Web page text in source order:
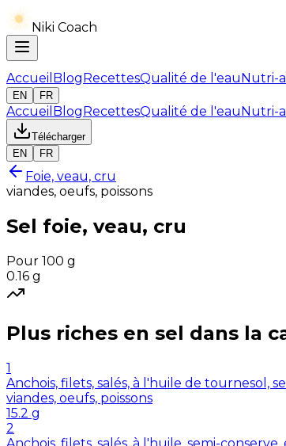
Niki Coach
Accueil BlogRecettesQualité de l'eauNutri-
EN
FR
Accueil BlogRecettesQualité de l'eauNutri-
Télécharger
EN
FR
Foie, veau, cru
viandes, oeufs, poissons
Sel foie, veau, cru
Pour 100 g
0.16 g
Plus riches en sel dans la
1
Anchois, filets, salés, à l'huile de tournesol,
viandes, oeufs, poissons
15.2 g
2
Anchois, filets, salés, à l'huile, semi-